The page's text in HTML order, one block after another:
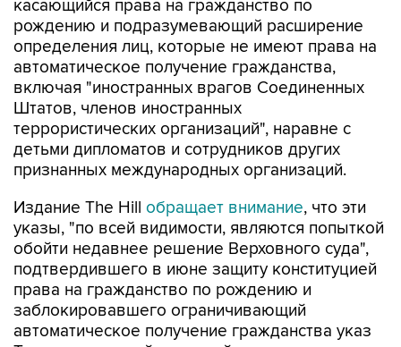
определения лиц, которые не имеют права на
автоматическое получение гражданства,
включая "иностранных врагов Соединенных
Штатов, членов иностранных
террористических организаций", наравне с
детьми дипломатов и сотрудников других
признанных международных организаций.
Издание The Hillобращает внимание, что эти
обойти недавнее решение Верховного суда",
подтвердившего в июне защиту конституцией
права на гражданство по рождению и
заблокировавшего ограничивающий
автоматическое получение гражданства указ
Трампа, изданный в первый день его второго
президентского срока.